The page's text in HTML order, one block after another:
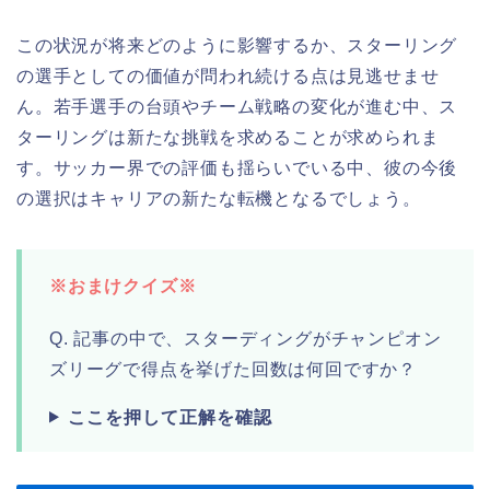
この状況が将来どのように影響するか、スターリング
の選手としての価値が問われ続ける点は見逃せませ
ん。若手選手の台頭やチーム戦略の変化が進む中、ス
ターリングは新たな挑戦を求めることが求められま
す。サッカー界での評価も揺らいでいる中、彼の今後
の選択はキャリアの新たな転機となるでしょう。
※おまけクイズ※
Q. 記事の中で、スターディングがチャンピオン
ズリーグで得点を挙げた回数は何回ですか？
ここを押して正解を確認